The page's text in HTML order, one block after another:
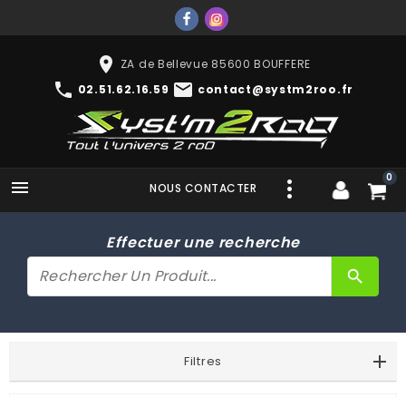
place ZA de Bellevue 85600 BOUFFERE
phone 02.51.62.16.59 mail contact@systm2roo.fr
 0
NOUS CONTACTER
Effectuer une recherche
search
Filtres